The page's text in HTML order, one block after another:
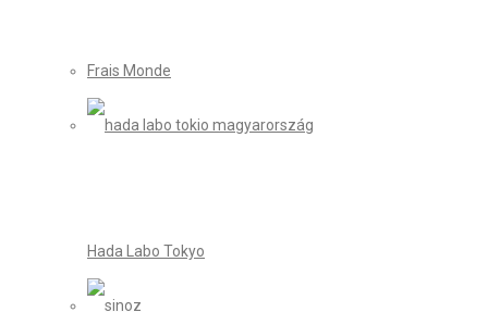
Frais Monde
Hada Labo Tokyo